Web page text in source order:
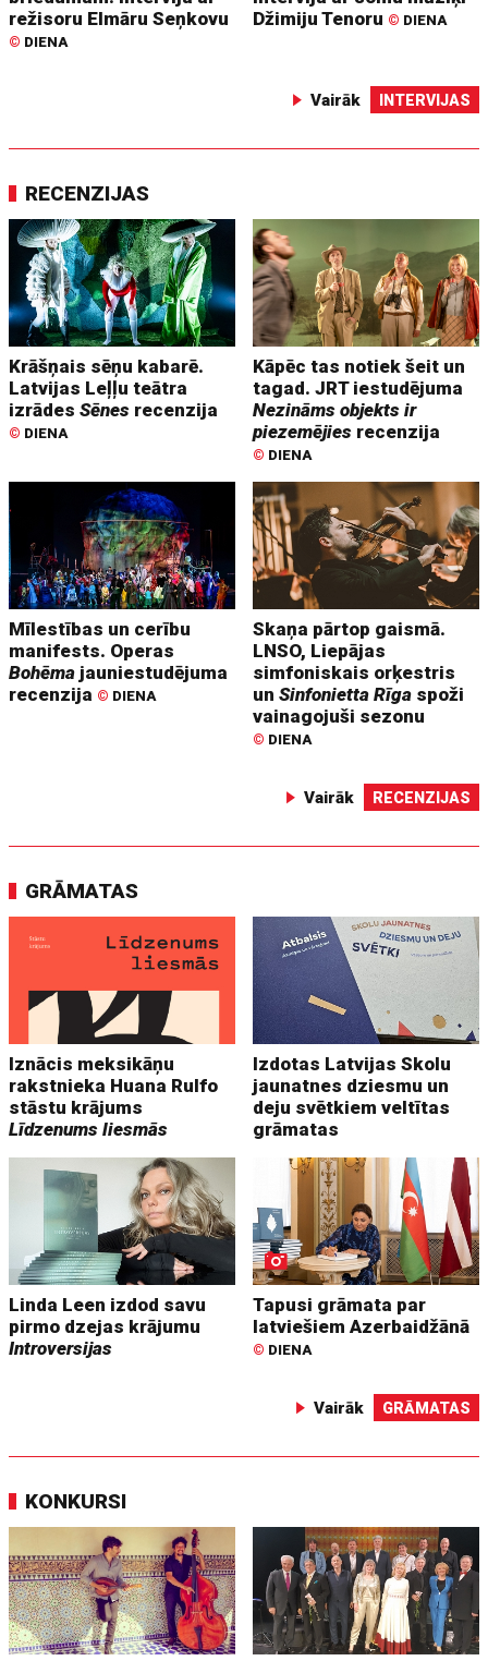
režisoru Elmāru Seņkovu
© DIENA
Džimiju Tenoru © DIENA
Vairāk INTERVIJAS
RECENZIJAS
Krāšņais sēņu kabarē.
Latvijas Leļļu teātra
izrādesSēnes recenzija
© DIENA
Kāpēc tas notiek šeit un
tagad. JRT iestudējuma
Nezināms objekts ir
piezemējies recenzija
© DIENA
Mīlestības un cerību
manifests. Operas
Bohēma jauniestudējuma
recenzija © DIENA
Skaņa pārtop gaismā.
LNSO, Liepājas
simfoniskais orķestris
unSinfonietta Rīga spoži
vainagojuši sezonu
© DIENA
Vairāk RECENZIJAS
GRĀMATAS
Iznācis meksikāņu
rakstnieka Huana Rulfo
stāstu krājums
Līdzenums liesmās
Izdotas Latvijas Skolu
jaunatnes dziesmu un
deju svētkiem veltītas
grāmatas
Linda Leen izdod savu
pirmo dzejas krājumu
Introversijas
Tapusi grāmata par
latviešiem Azerbaidžānā
© DIENA
Vairāk GRĀMATAS
KONKURSI